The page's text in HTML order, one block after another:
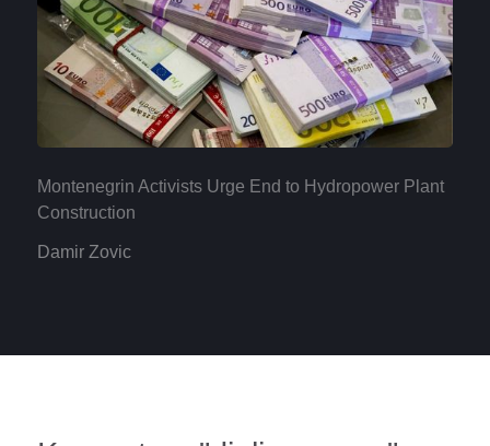
Montenegrin Activists Urge End to Hydropower Plant
Construction
Damir Zovic